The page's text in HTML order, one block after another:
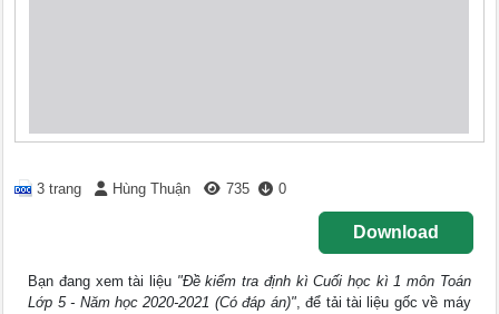
3 trang Hùng Thuận 735 0
Download
Bạn đang xem tài liệu "Đề kiểm tra định kì Cuối học kì 1 môn Toán
Lớp 5 - Năm học 2020-2021 (Có đáp án)", để tải tài liệu gốc về máy